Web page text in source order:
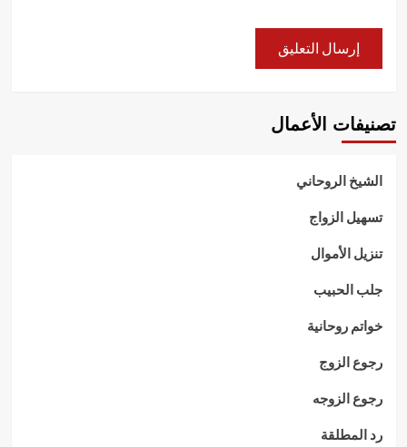
تصنيفات الأعمال
الشيخ الروحاني
تسهيل الزواج
تنزيل الأموال
جلب الحبيب
خواتم روحانية
رجوع الزوج
رجوع الزوجه
رد المطلقة